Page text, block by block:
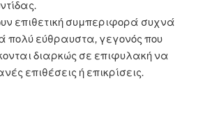
επιθετική συμπεριφορά συχνά
πολύ εύθραυστα, γεγονός που
διαρκώς σε επιφυλακή να
επιθέσεις ή επικρίσεις.